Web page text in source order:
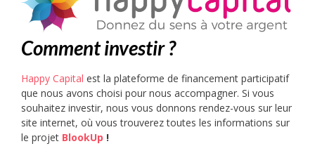
Comment investir ?
Happy Capital est la plateforme de financement participatif
que nous avons choisi pour nous accompagner. Si vous
souhaitez investir, nous vous donnons rendez-vous sur leur
site internet, où vous trouverez toutes les informations sur
le projet BlookUp !